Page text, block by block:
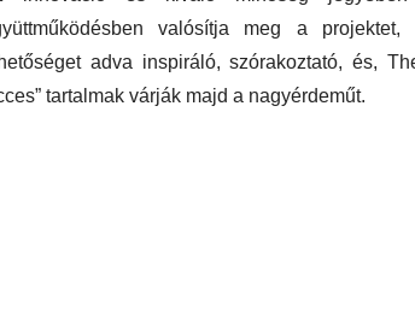
valósítja meg a
adva inspiráló, szórakoztató, és,
tartalmak várják majd a nagyérdeműt.